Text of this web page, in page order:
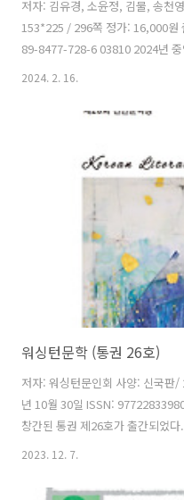
저자: 김유경, 소윤정, 김물, 송천
153*225 / 296쪽 정가: 16,000원
89-8477-728-6 03810 2024년
춘문예 희곡 부문 당선작품 모음
영 , 이정 , 강지형 , 윤성민 , 송민
문) 이정 (조선일보) 강지형 (한국
2024. 2. 16.
워싱턴문학 (통권 26호)
저자: 워싱턴문인회 사양: 신국판
년 10월 30일 ISSN:
창간된 통권 제26호가 출간되었
한 이 책은, 시, 시조, 수필, 소설,
은, 사라진 책방, 전쟁, 역병, 가
2023. 12. 7.